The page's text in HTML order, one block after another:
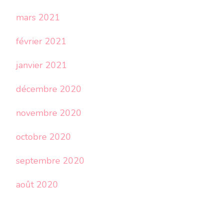
mars 2021
février 2021
janvier 2021
décembre 2020
novembre 2020
octobre 2020
septembre 2020
août 2020